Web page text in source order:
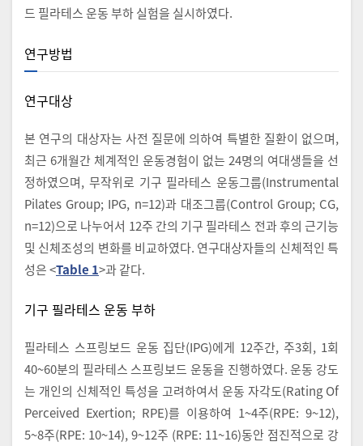
드 필라테스 운동 부하 실험을 실시하였다.
연구방법
연구대상
본 연구의 대상자는 사전 질문에 의하여 특별한 질환이 없으며,
최근 6개월간 체계적인 운동경험이 없는 24명의 여대생들을 선
정하였으며, 무작위로 기구 필라테스 운동그룹(Instrumental
Pilates Group; IPG, n=12)과 대조그룹(Control Group; CG,
n=12)으로 나누어서 12주 간의 기구 필라테스 전과 후의 근기능
및 신체조성의 변화를 비교하였다. 연구대상자들의 신체적인 특
성은 <Table 1>과 같다.
기구 필라테스 운동 부하
필라테스 스프링보드 운동 집단(IPG)에게 12주간, 주3회, 1회
40~60분의 필라테스 스프링보드 운동을 진행하였다. 운동 강도
는 개인의 신체적인 특성을 고려하여서 운동 자각도(Rating Of
Perceived Exertion; RPE)를 이용하여 1~4주(RPE: 9~12),
5~8주(RPE: 10~14), 9~12주 (RPE: 11~16)동안 점진적으로 강